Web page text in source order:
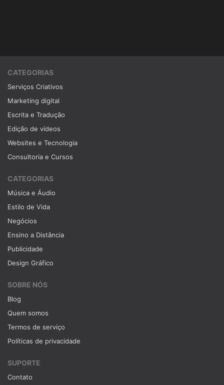
CATEGORIAS
Serviços Criativos
Marketing digital
Escrita e Tradução
Edição de vídeos
Websites e Tecnologia
Consultoria e Cursos
CATEGORIAS
Música e Áudio
Estilo de Vida
Negócios
Ensino a Distância
Publicidade
Design Gráfico
SOBRE NÓS
Blog
Quem somos
Termos de serviço
Políticas de privacidade
SUPORTE
Contato